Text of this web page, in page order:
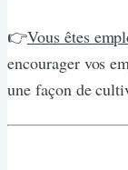
👉Vous êtes
encourager vos
une façon de